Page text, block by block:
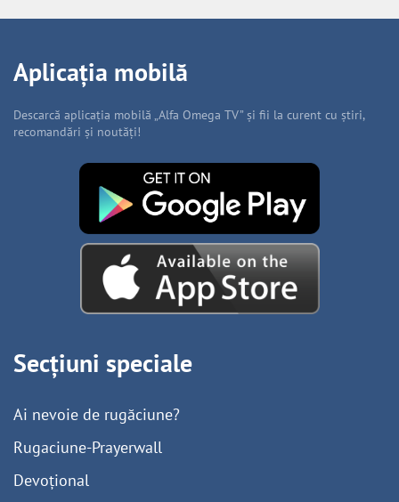
Aplicația mobilă
Descarcă aplicația mobilă „Alfa Omega TV” și fii la curent cu știri,
recomandări și noutăți!
Secțiuni speciale
Ai nevoie de rugăciune?
Rugaciune-Prayerwall
Devoțional